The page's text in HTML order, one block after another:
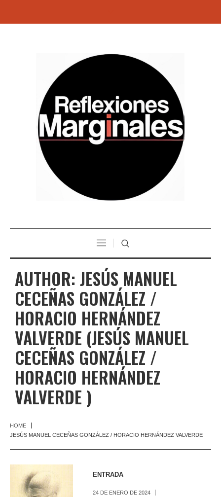
AUTHOR: JESÚS MANUEL
CECEÑAS GONZÁLEZ /
HORACIO HERNÁNDEZ
VALVERDE (JESÚS MANUEL
CECEÑAS GONZÁLEZ /
HORACIO HERNÁNDEZ
VALVERDE )
HOME
JESÚS MANUEL CECEÑAS GONZÁLEZ / HORACIO HERNÁNDEZ VALVERDE
ENTRADA
24 DE ENERO DE 2024